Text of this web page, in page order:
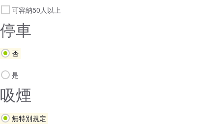
可容納50人以上
停車
否
是
吸煙
無特別規定